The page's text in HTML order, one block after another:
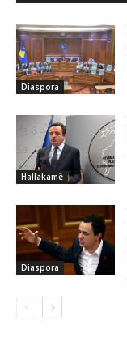
Diaspora
Hallakamë
Diaspora